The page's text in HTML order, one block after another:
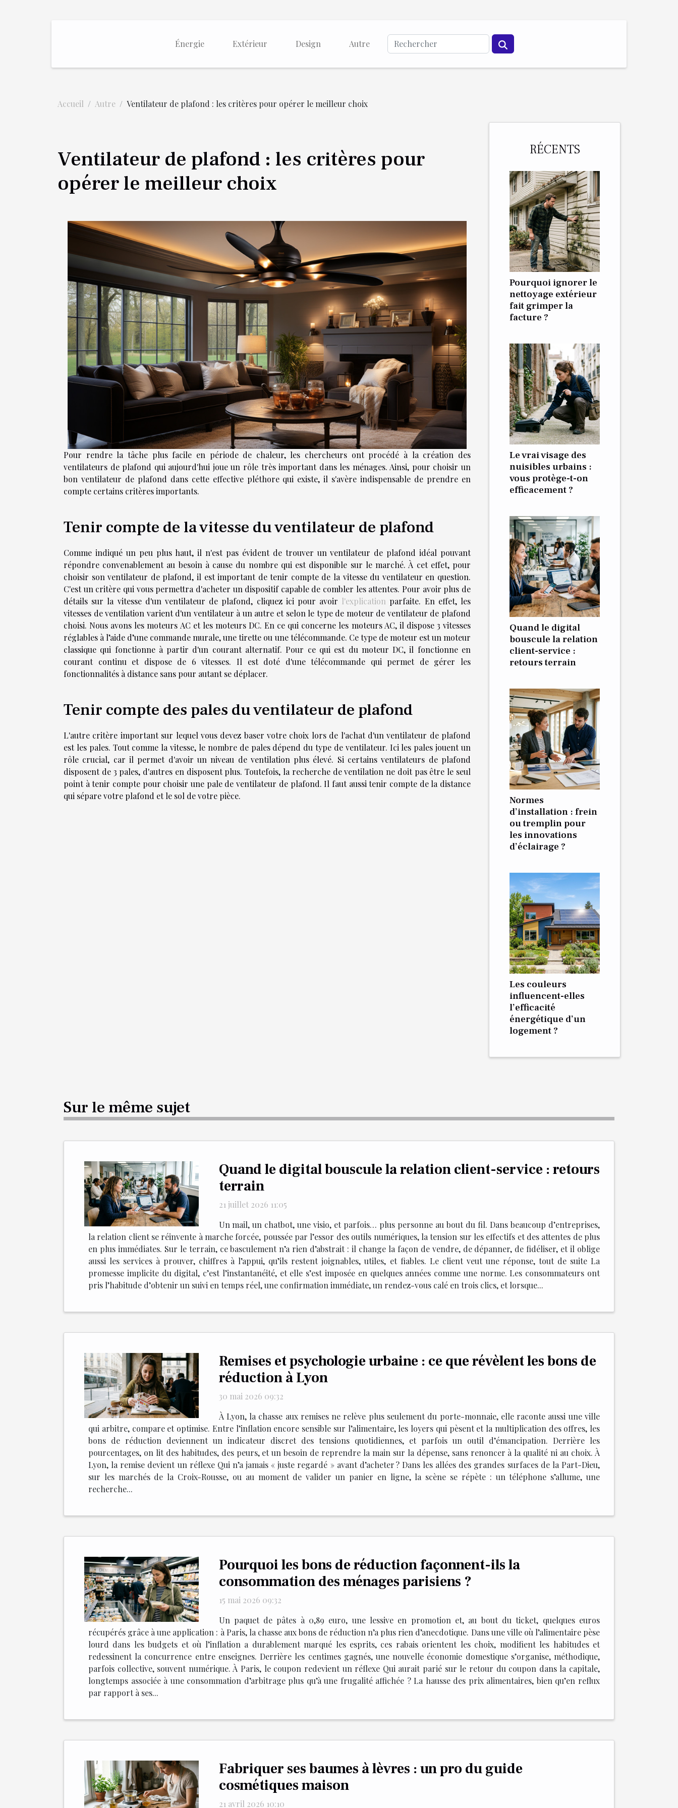
Énergie Extérieur Design Autre
Accueil Autre Ventilateur de plafond : les critères pour opérer le meilleur choix
Ventilateur de plafond : les critères pour
opérer le meilleur choix
Pour rendre la tâche plus facile en période de chaleur, les chercheurs ont procédé à la création des
ventilateurs de plafond qui aujourd'hui joue un rôle très important dans les ménages. Ainsi, pour choisir un
bon ventilateur de plafond dans cette effective pléthore qui existe, il s'avère indispensable de prendre en
compte certains critères importants.
Tenir compte de la vitesse du ventilateur de plafond
Comme indiqué un peu plus haut, il n'est pas évident de trouver un ventilateur de plafond idéal pouvant
répondre convenablement au besoin à cause du nombre qui est disponible sur le marché. À cet effet, pour
choisir son ventilateur de plafond, il est important de tenir compte de la vitesse du ventilateur en question.
C'est un critère qui vous permettra d'acheter un dispositif capable de combler les attentes. Pour avoir plus de
détails sur la vitesse d'un ventilateur de plafond, cliquez ici pour avoir l'explication parfaite. En effet, les
vitesses de ventilation varient d'un ventilateur à un autre et selon le type de moteur de ventilateur de plafond
choisi. Nous avons les moteurs AC et les moteurs DC. En ce qui concerne les moteurs AC, il dispose 3 vitesses
réglables à l’aide d’une commande murale, une tirette ou une télécommande. Ce type de moteur est un moteur
classique qui fonctionne à partir d'un courant alternatif. Pour ce qui est du moteur DC, il fonctionne en
courant continu et dispose de 6 vitesses. Il est doté d'une télécommande qui permet de gérer les
fonctionnalités à distance sans pour autant se déplacer.
Tenir compte des pales du ventilateur de plafond
L'autre critère important sur lequel vous devez baser votre choix lors de l'achat d'un ventilateur de plafond
est les pales. Tout comme la vitesse, le nombre de pales dépend du type de ventilateur. Ici les pales jouent un
rôle crucial, car il permet d'avoir un niveau de ventilation plus élevé. Si certains ventilateurs de plafond
disposent de 3 pales, d'autres en disposent plus. Toutefois, la recherche de ventilation ne doit pas être le seul
point à tenir compte pour choisir une pale de ventilateur de plafond. Il faut aussi tenir compte de la distance
qui sépare votre plafond et le sol de votre pièce.
RÉCENTS
Pourquoi ignorer le
nettoyage extérieur
fait grimper la
facture ?
Le vrai visage des
nuisibles urbains :
vous protège-t-on
efficacement ?
Quand le digital
bouscule la relation
client-service :
retours terrain
Normes
d’installation : frein
ou tremplin pour
les innovations
d’éclairage ?
Les couleurs
influencent-elles
l’efficacité
énergétique d’un
logement ?
Sur le même sujet
Quand le digital bouscule la relation client-service : retours
terrain
21 juillet 2026 11:05
Un mail, un chatbot, une visio, et parfois… plus personne au bout du fil. Dans beaucoup d’entreprises,
la relation client se réinvente à marche forcée, poussée par l’essor des outils numériques, la tension sur les effectifs et des attentes de plus
en plus immédiates. Sur le terrain, ce basculement n’a rien d’abstrait : il change la façon de vendre, de dépanner, de fidéliser, et il oblige
aussi les services à prouver, chiffres à l’appui, qu’ils restent joignables, utiles, et fiables. Le client veut une réponse, tout de suite La
promesse implicite du digital, c’est l’instantanéité, et elle s’est imposée en quelques années comme une norme. Les consommateurs ont
pris l’habitude d’obtenir un suivi en temps réel, une confirmation immédiate, un rendez-vous calé en trois clics, et lorsque...
Remises et psychologie urbaine : ce que révèlent les bons de
réduction à Lyon
30 mai 2026 09:32
À Lyon, la chasse aux remises ne relève plus seulement du porte-monnaie, elle raconte aussi une ville
qui arbitre, compare et optimise. Entre l’inflation encore sensible sur l’alimentaire, les loyers qui pèsent et la multiplication des offres, les
bons de réduction deviennent un indicateur discret des tensions quotidiennes, et parfois un outil d’émancipation. Derrière les
pourcentages, on lit des habitudes, des peurs, et un besoin de reprendre la main sur la dépense, sans renoncer à la qualité ni au choix. À
Lyon, la remise devient un réflexe Qui n’a jamais « juste regardé » avant d’acheter ? Dans les allées des grandes surfaces de la Part-Dieu,
sur les marchés de la Croix-Rousse, ou au moment de valider un panier en ligne, la scène se répète : un téléphone s’allume, une
recherche...
Pourquoi les bons de réduction façonnent-ils la
consommation des ménages parisiens ?
15 mai 2026 09:32
Un paquet de pâtes à 0,89 euro, une lessive en promotion et, au bout du ticket, quelques euros
récupérés grâce à une application : à Paris, la chasse aux bons de réduction n’a plus rien d’anecdotique. Dans une ville où l’alimentaire pèse
lourd dans les budgets et où l’inflation a durablement marqué les esprits, ces rabais orientent les choix, modifient les habitudes et
redessinent la concurrence entre enseignes. Derrière les centimes gagnés, une nouvelle économie domestique s’organise, méthodique,
parfois collective, souvent numérique. À Paris, le coupon redevient un réflexe Qui aurait parié sur le retour du coupon dans la capitale,
longtemps associée à une consommation d’arbitrage plus qu’à une frugalité affichée ? La hausse des prix alimentaires, bien qu’en reflux
par rapport à ses...
Fabriquer ses baumes à lèvres : un pro du guide
cosmétiques maison
21 avril 2026 10:10